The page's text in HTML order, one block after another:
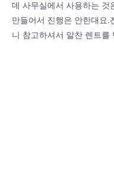
데 사무실에서 사용하는 것
만들어서 진행은 안한대요.
니 참고하셔서 알찬 렌트를